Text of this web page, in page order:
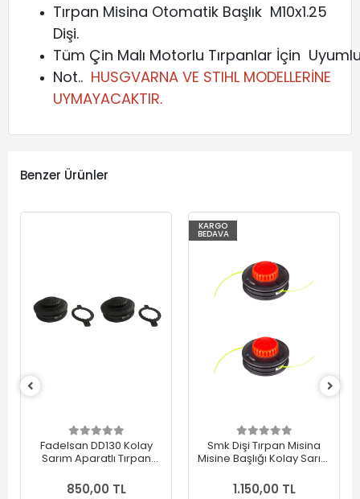
Tırpan Misina Otomatik Başlık M10x1.25
Dişi.
Tüm Çin Malı Motorlu Tırpanlar İçin
Not.. HUSGVARNA VE STIHL MODELLERİNE
UYMAYACAKTIR.
Benzer Ürünler
Fadelsan DD130 Kolay
Sarım Aparatlı Tırpan
Adet)
850,00 TL
KARGO
BEDAVA
Smk Dişi Tırpan Misina
Misine Başlığı Kolay Sarım
Adet)
1.150,00 TL